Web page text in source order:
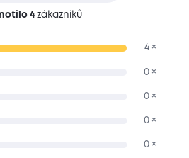
4zákazníků
4 ×
0 ×
0 ×
0 ×
0 ×